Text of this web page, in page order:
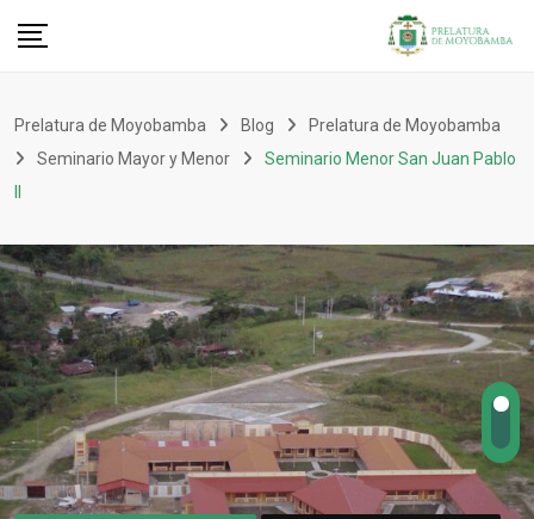
Prelatura de Moyobamba Blog
Prelatura de Moyobamba
Seminario Mayor y Menor
Seminario Menor San Juan Pablo